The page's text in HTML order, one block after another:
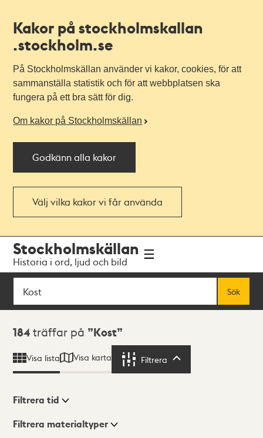
Kakor på stockholmskallan
.stockholm.se
På Stockholmskällan använder vi kakor, cookies, för att
sammanställa statistik och för att webbplatsen ska
fungera på ett bra sätt för dig.
Om kakor på Stockholmskällan
Godkänn alla kakor
Välj vilka kakor vi får använda
navigationen
huvudinnehållet
Stockholmskällan
Historia i ord, ljud och bild
Sök
Sök
Sökresultat
184 träffar på Kost
Visa lista Visa karta Filtrera
Visningsläge
Filtrera tid
Filtrera materialtyper